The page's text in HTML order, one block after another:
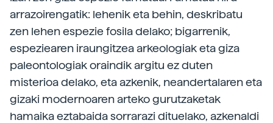
arrazoirengatik: lehenik eta behin, deskribatu
zen lehen espezie fosila delako; bigarrenik,
espeziearen iraungitzea arkeologiak eta giza
paleontologiak oraindik argitu ez duten
misterioa delako, eta azkenik, neandertalaren eta
gizaki modernoaren arteko gurutzaketak
hamaika eztabaida sorrarazi dituelako, azkenaldi